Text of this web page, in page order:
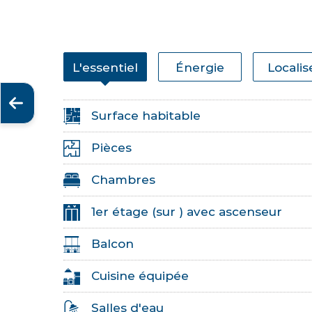
L'essentiel Énergie
Surface habitable
Pièces
Chambres
1er étage (sur ) avec ascenseur
Balcon
Cuisine équipée
Salles d'eau